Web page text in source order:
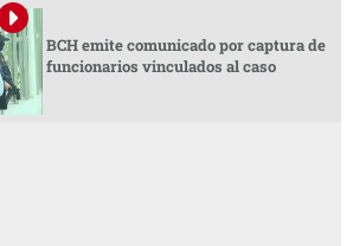
BCH emite comunicado por captura de
funcionarios vinculados al caso